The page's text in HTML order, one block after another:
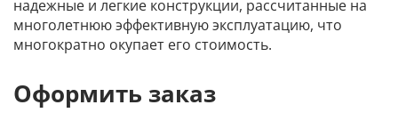
надежные и легкие конструкции, рассчитанные на
многолетнюю эффективную эксплуатацию, что
многократно окупает его стоимость.
Оформить заказ